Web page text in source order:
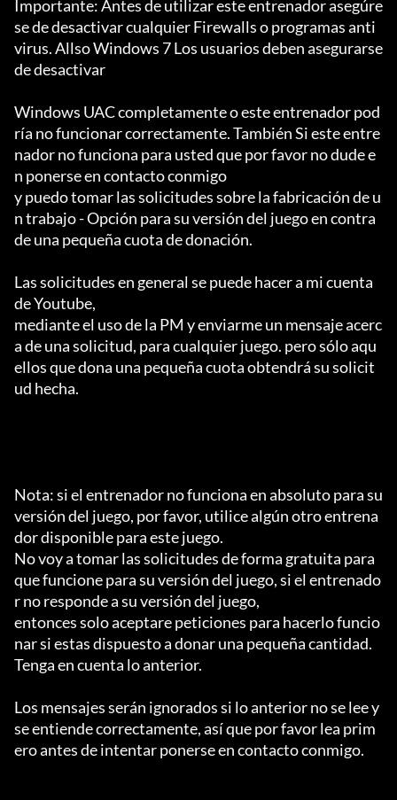
Importante: Antes de utilizar este entrenador asegúre
se de desactivar cualquier Firewalls o programas anti
virus. Allso Windows 7 Los usuarios deben asegurarse
de desactivar
Windows UAC completamente o este entrenador pod
ría no funcionar correctamente. También Si este entre
nador no funciona para usted que por favor no dude e
n ponerse en contacto conmigo
y puedo tomar las solicitudes sobre la fabricación de u
n trabajo - Opción para su versión del juego en contra
de una pequeña cuota de donación.
Las solicitudes en general se puede hacer a mi cuenta
de Youtube,
mediante el uso de la PM y enviarme un mensaje acerc
a de una solicitud, para cualquier juego. pero sólo aqu
ellos que dona una pequeña cuota obtendrá su solicit
ud hecha.
Nota: si el entrenador no funciona en absoluto para su
versión del juego, por favor, utilice algún otro entrena
dor disponible para este juego.
No voy a tomar las solicitudes de forma gratuita para
que funcione para su versión del juego, si el entrenado
r no responde a su versión del juego,
entonces solo aceptare peticiones para hacerlo funcio
nar si estas dispuesto a donar una pequeña cantidad.
Tenga en cuenta lo anterior.
Los mensajes serán ignorados si lo anterior no se lee y
se entiende correctamente, así que por favor lea prim
ero antes de intentar ponerse en contacto conmigo.